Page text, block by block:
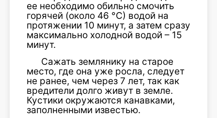
ее необходимо обильно смочить
горячей (около 46 °С) водой на
протяжении 10 минут, а затем сразу
максимально холодной водой – 15
минут.
Сажать землянику на старое
место, где она уже росла, следует
не ранее, чем через 7 лет, так как
вредители долго живут в земле.
Кустики окружаются канавками,
заполненными известью.